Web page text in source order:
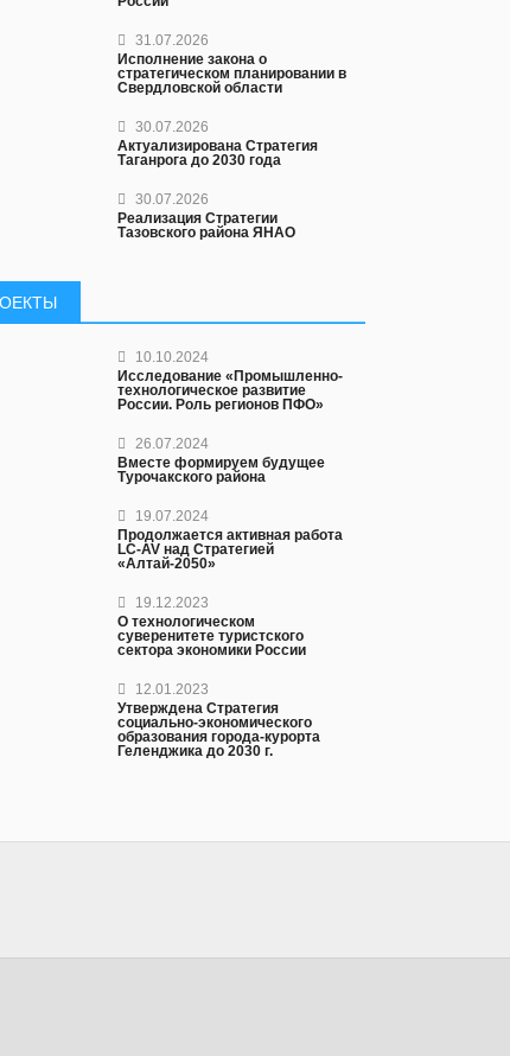
31.07.2026
Исполнение закона о
стратегическом планировании в
Свердловской области
30.07.2026
Актуализирована Стратегия
Таганрога до 2030 года
30.07.2026
Реализация Стратегии
Тазовского района ЯНАО
10.10.2024
Исследование «Промышленно-
технологическое развитие
России. Роль регионов ПФО»
26.07.2024
Вместе формируем будущее
Турочакского района
19.07.2024
Продолжается активная работа
LC-AV над Стратегией
«Алтай-2050»
19.12.2023
О технологическом
суверенитете туристского
сектора экономики России
12.01.2023
Утверждена Стратегия
социально-экономического
образования города-курорта
Геленджика до 2030 г.